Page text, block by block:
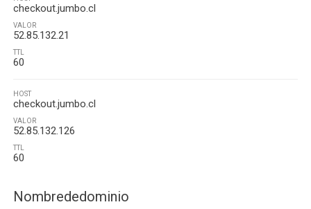
checkout.jumbo.cl
VALOR
52.85.132.21
TTL
60
HOST
checkout.jumbo.cl
VALOR
52.85.132.126
TTL
60
Nombrededominio